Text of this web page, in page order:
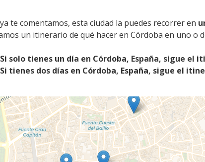
te comentamos, esta ciudad la puedes recorrer en
un itinerario de qué hacer en Córdoba en uno o
Si solo tienes un día en Córdoba, España, sigue el
Si tienes dos días en Córdoba, España, sigue el